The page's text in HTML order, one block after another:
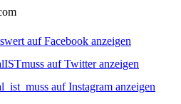
auf Facebook anzeigen
auf Twitter anzeigen
auf Instagram anzeigen